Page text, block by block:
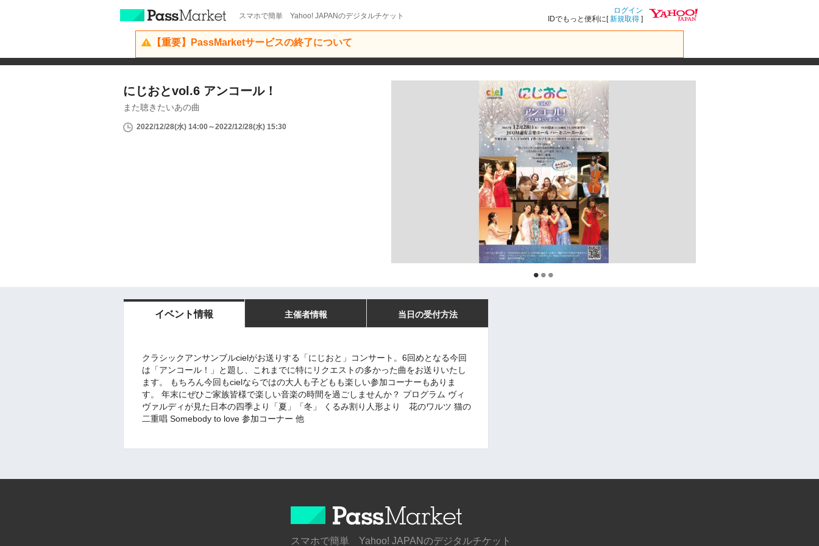
スマホで簡単 Yahoo! JAPANのデジタルチケット
ログイン
IDでもっと便利に[新規取得 ]
【重要】PassMarketサービスの終了について
にじおとvol.6 アンコール！
また聴きたいあの曲
2022/12/28(水) 14:00～2022/12/28(水) 15:30
イベント情報 主催者情報 当日の受付方法
クラシックアンサンブルcielがお送りする「にじおと」コンサート。6回めとなる今回
は「アンコール！」と題し、これまでに特にリクエストの多かった曲をお送りいたし
ます。 もちろん今回もcielならではの大人も子どもも楽しい参加コーナーもありま
す。 年末にぜひご家族皆様で楽しい音楽の時間を過ごしませんか？ プログラム ヴィ
ヴァルディが見た日本の四季より「夏」「冬」 くるみ割り人形より 花のワルツ 猫の
二重唱 Somebody to love 参加コーナー 他
スマホで簡単 Yahoo! JAPANのデジタルチケット